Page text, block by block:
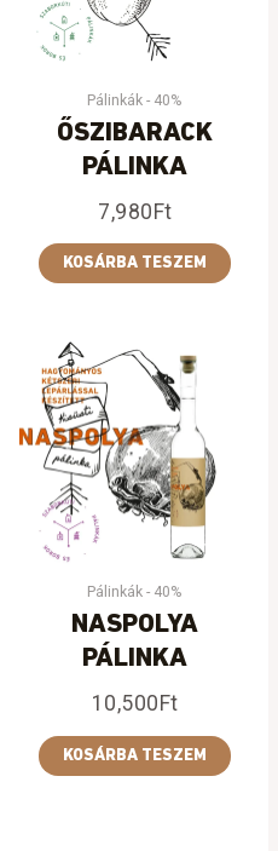
Pálinkák - 40%
ŐSZIBARACK
PÁLINKA
7,980Ft
KOSÁRBA TESZEM
Pálinkák - 40%
NASPOLYA
PÁLINKA
10,500Ft
KOSÁRBA TESZEM